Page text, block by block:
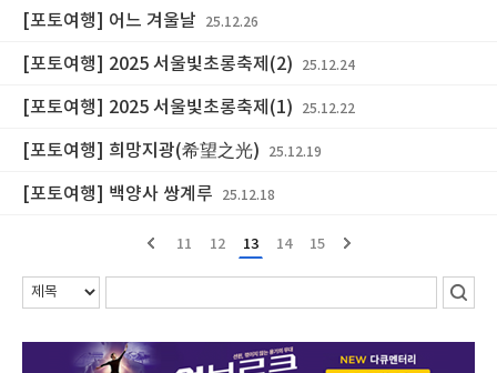
[포토여행] 어느 겨울날 25.12.26
[포토여행] 2025 서울빛초롱축제(2) 25.12.24
[포토여행] 2025 서울빛초롱축제(1) 25.12.22
[포토여행] 희망지광(希望之光) 25.12.19
[포토여행] 백양사 쌍계루 25.12.18
11 12 13 14 15